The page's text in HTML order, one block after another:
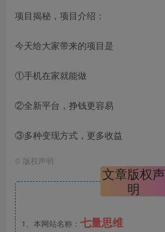
项目揭秘，项目介绍：
今天给大家带来的项目是
①手机在家就能做
②全新平台，挣钱更容易
③多种变现方式，更多收益
© 版权声明
文章版权声
明
1、本网站名称： 七量思维